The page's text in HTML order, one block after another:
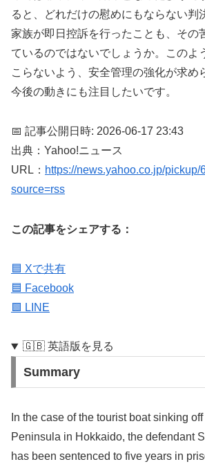
ると、どれだけの慰めにもならない判
家族が即日控訴を行ったことも、その
ているのではないでしょうか。このよ
こらないよう、安全管理の強化が求め
今後の動きにも注目したいです。
📅 記事公開日時: 2026-06-17 23:43
出典：Yahoo!ニュース
URL： https://news.yahoo.co.jp/pickup/
source=rss
この記事をシェアする：
🟦 Xで共有
🟦 Facebook
🟩 LINE
🇬🇧 英語版を見る
Summary
In the case of the tourist boat sinking
Peninsula in Hokkaido, the defendant
has been sentenced to five years in